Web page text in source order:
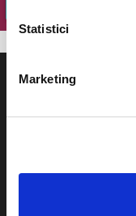
Statistici
Marketing